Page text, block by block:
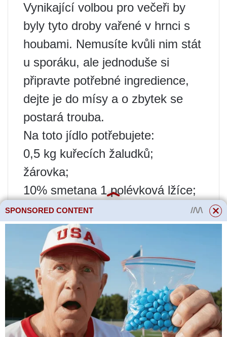
Vynikající volbou pro večeři by
byly tyto droby vařené v hrnci s
houbami. Nemusíte kvůli nim stát
u sporáku, ale jednoduše si
připravte potřebné ingredience,
dejte je do mísy a o zbytek se
postará trouba.
Na toto jídlo potřebujete:
0,5 kg kuřecích žaludků;
žárovka;
10% smetana 1 polévková lžíce;
rostlinný olej;
houby 0,8-1 kg;
sůl a oblíbené koření.
Očištěné a omyté droby
nakrájíme na kousky.
Cibuli nakrájíme na čtverečky a
lehce orestujeme.
SPONSORED CONTENT